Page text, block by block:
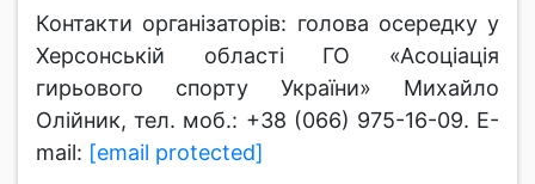
Контакти організаторів: голова осередку у
Херсонській області ГО «Асоціація
гирьового спорту України» Михайло
Олійник, тел. моб.: +38 (066) 975-16-09. Е-
mail: [email protected]